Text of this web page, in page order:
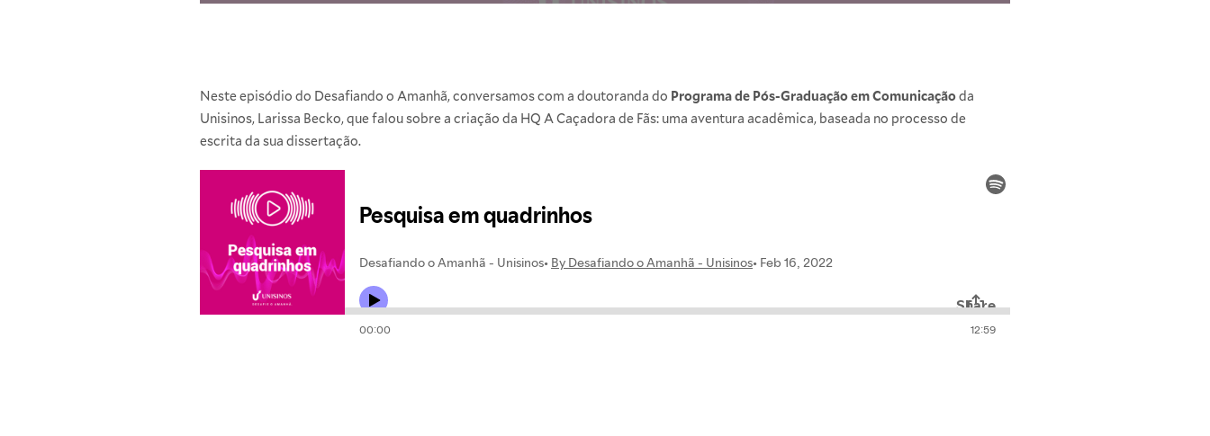
Neste episódio do Desafiando o Amanhã, conversamos com a doutoranda do Programa de Pós-Graduação em Comunicaçãoda
Unisinos, Larissa Becko, que falou sobre a criação da HQ A Caçadora de Fãs: uma aventura acadêmica, baseada no processo de
escrita da sua dissertação.